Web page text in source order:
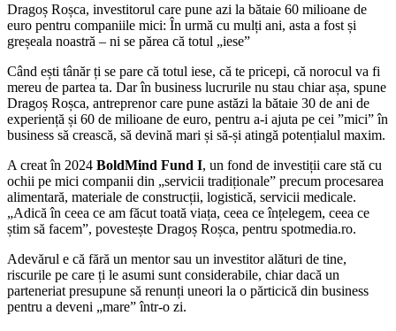
Dragoș Roșca, investitorul care pune azi la bătaie 60 milioane de
euro pentru companiile mici: În urmă cu mulți ani, asta a fost și
greșeala noastră – ni se părea că totul „iese”
Când ești tânăr ți se pare că totul iese, că te pricepi, că norocul va fi
mereu de partea ta. Dar în business lucrurile nu stau chiar așa, spune
Dragoș Roșca, antreprenor care pune astăzi la bătaie 30 de ani de
experiență și 60 de milioane de euro, pentru a-i ajuta pe cei ”mici” în
business să crească, să devină mari și să-și atingă potențialul maxim.
A creat în 2024 BoldMind Fund I, un fond de investiții care stă cu
ochii pe mici companii din „servicii tradiționale” precum procesarea
alimentară, materiale de construcții, logistică, servicii medicale.
„Adică în ceea ce am făcut toată viața, ceea ce înțelegem, ceea ce
știm să facem”, povestește Dragoș Roșca, pentru spotmedia.ro.
Adevărul e că fără un mentor sau un investitor alături de tine,
riscurile pe care ți le asumi sunt considerabile, chiar dacă un
parteneriat presupune să renunți uneori la o părticică din business
pentru a deveni „mare” într-o zi.